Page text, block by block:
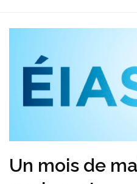
Un mois de